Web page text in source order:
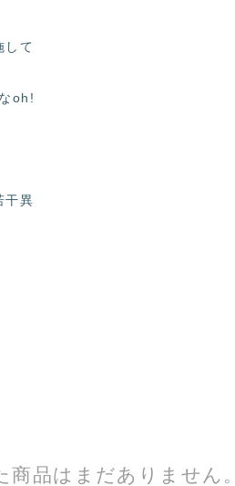
して
oh!
干異
商品はまだありません。